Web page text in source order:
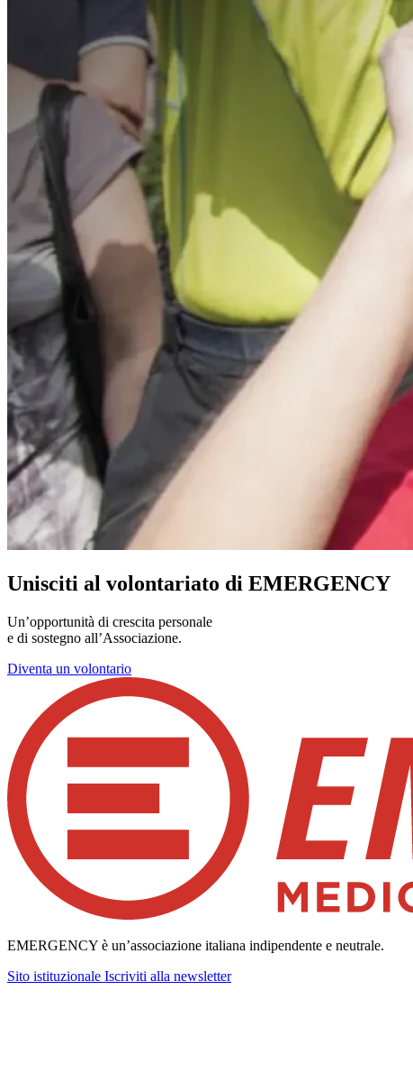
Unisciti al volontariato di EMERGENCY
Un’opportunità di crescita personale
e di sostegno all’Associazione.
Diventa un volontario
EMERGENCY è un’associazione italiana indipendente e neutrale.
Sito istituzionale Iscriviti alla newsletter